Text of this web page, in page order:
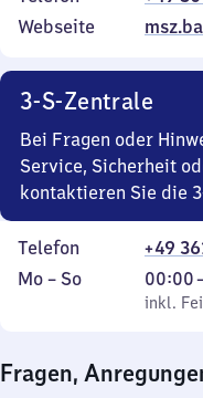
Webseite
3-S-Zentrale
Bei Fragen oder
Service, Sicherheit
kontaktieren Sie die
Telefon
+49
Montag
Mo – So,
inkl. Feiertage
00:00
Von
0
0
inkl.
Fragen,